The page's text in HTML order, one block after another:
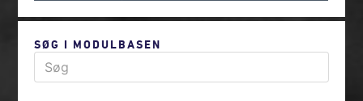
SØG I MODULBASEN